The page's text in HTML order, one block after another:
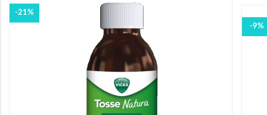
-21%
-9%